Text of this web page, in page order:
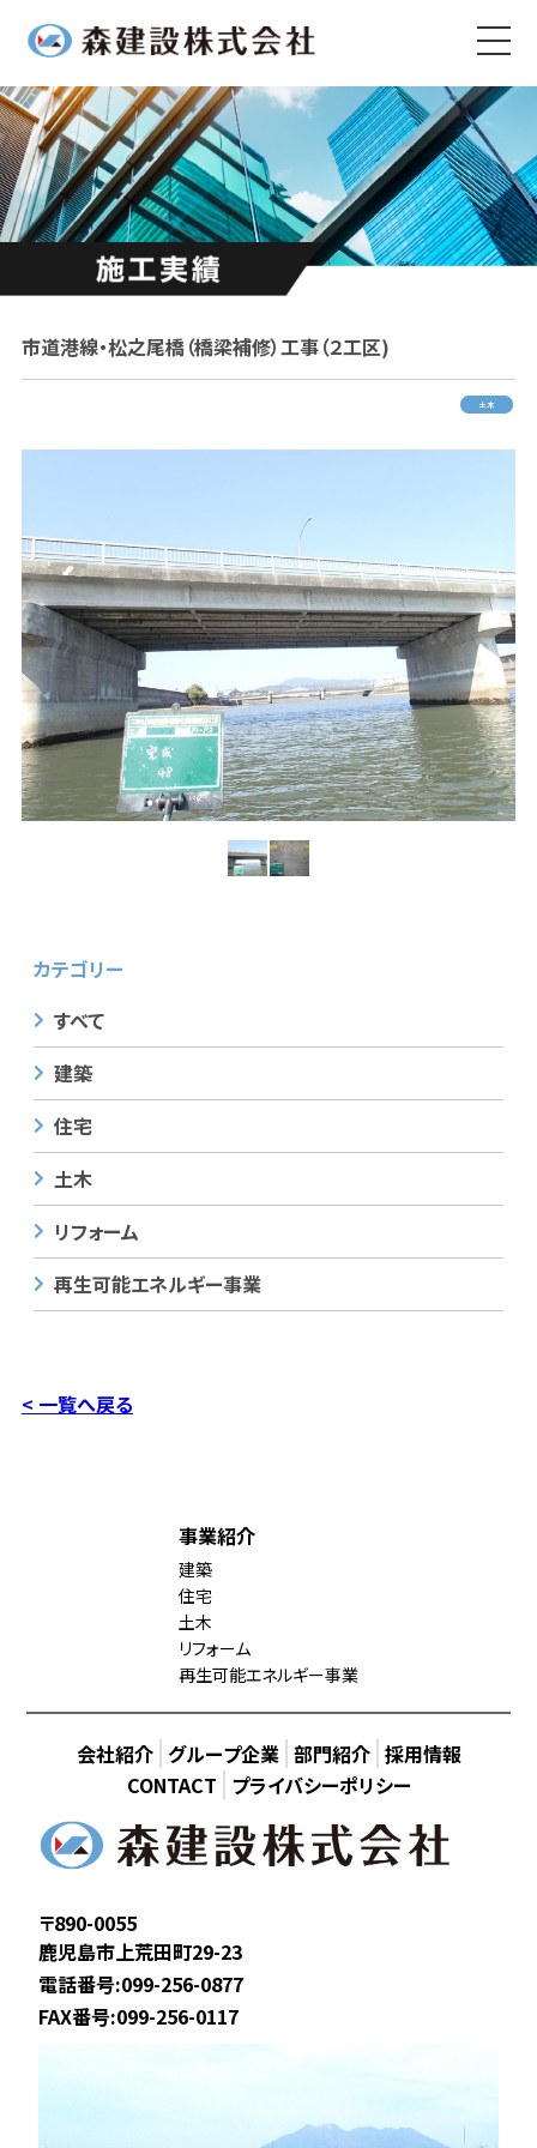
市道港線・松之尾橋（橋梁補修）工事（２工区)
土木
カテゴリー
すべて
建築
住宅
土木
リフォーム
再生可能エネルギー事業
< 一覧へ戻る
事業紹介
建築
住宅
土木
リフォーム
再生可能エネルギー事業
会社紹介 グループ企業 部門紹介 採用情報
CONTACT プライバシーポリシー
〒890-0055
鹿児島市上荒田町29-23
電話番号:099-256-0877
FAX番号:099-256-0117